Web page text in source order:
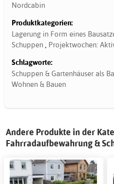
Nordcabin
Produktkategorien:
Lagerung in Form eines
Schuppen , Projektwochen:
Schlagworte:
Schuppen & Gartenhäuser als
Wohnen & Bauen
Andere Produkte in der
Fahrradaufbewahrung &